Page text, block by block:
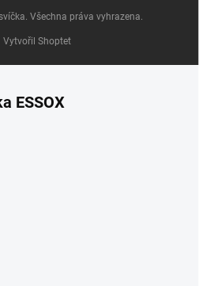
Vytvořil Shoptet
. Všechna práva vyhrazena.
ESSOX